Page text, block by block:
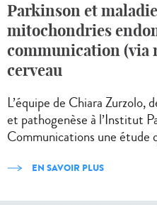
Parkinson et
mitochondries
communication (via
cerveau
L’équipe de Chiara Zurzolo,
et pathogenèse à l’Institut
Communications une étude
EN SAVOIR PLUS